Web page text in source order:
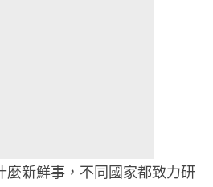
麼新鮮事，不同國家都致力研